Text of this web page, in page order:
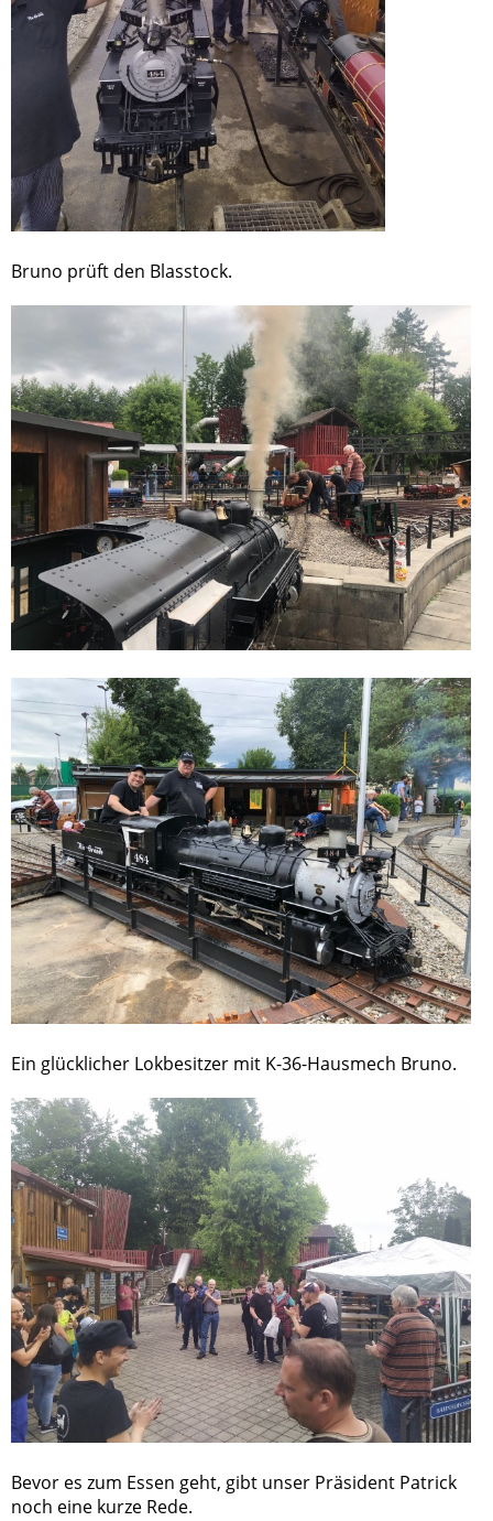
Bruno prüft den Blasstock.
Ein glücklicher Lokbesitzer mit K-36-Hausmech Bruno.
Bevor es zum Essen geht, gibt unser Präsident Patrick
noch eine kurze Rede.